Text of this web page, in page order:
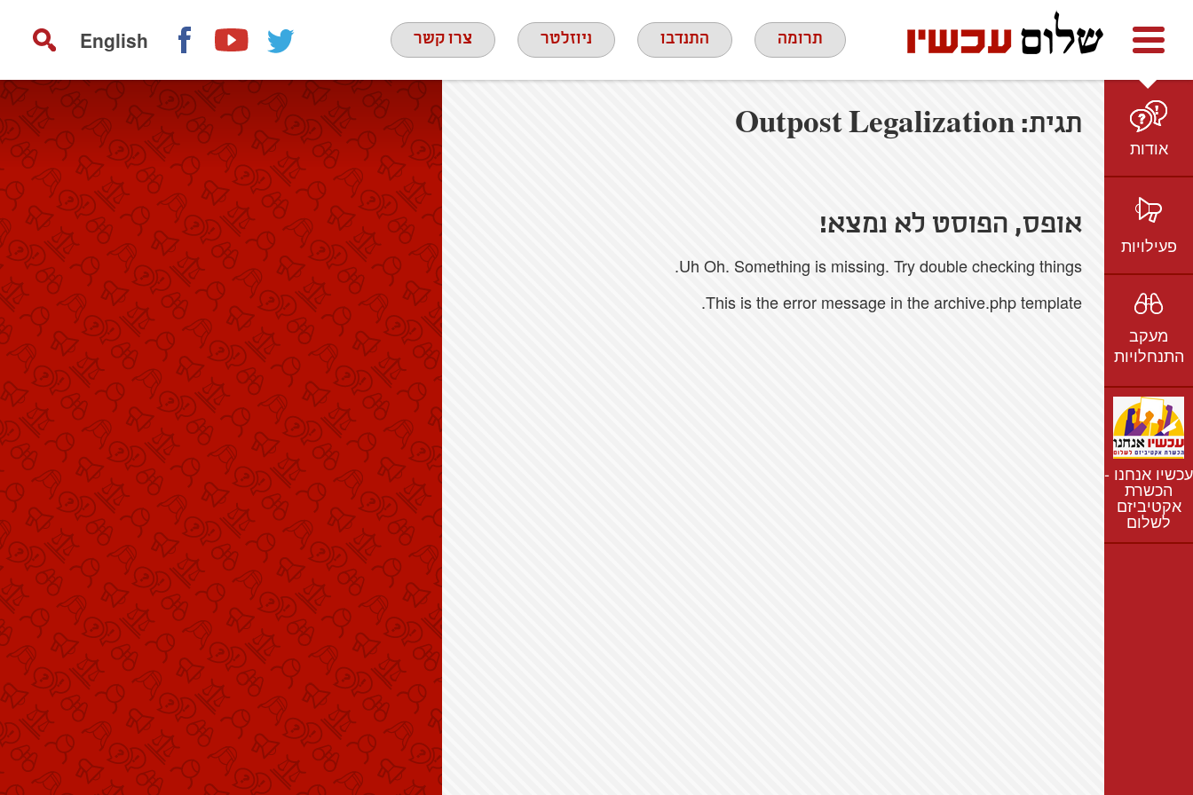
תרומה התנדבו ניוזלטר צרו קשר English Facebookyoutube twitter
אודות
הצוות
חזון ועמדות
אמיל גרינצווייג
שקיפות
פעילויות
ברשת
בתקשורת
וידאו
מעקב
התנחלויות
נתונים
חדשות
נושאים
רשימת התנחלויות
מפת התנחלויות
עכשיו אנחנו -
הכשרת
אקטיביזם
לשלום
תגית: Outpost Legalization
אופס, הפוסט לא נמצא!
Uh Oh. Something is missing. Try double checking things.
This is the error message in the archive.php template.